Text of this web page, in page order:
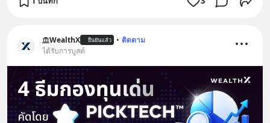
WealthX ยืนยันแล้ว • ติดตาม
ได้รับการบูสต์